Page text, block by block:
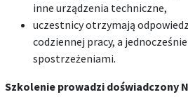
inne urządzenia techniczne,
uczestnicy otrzymają
codziennej pracy, a
spostrzeżeniami.
Szkolenie prowadzi doświadczony